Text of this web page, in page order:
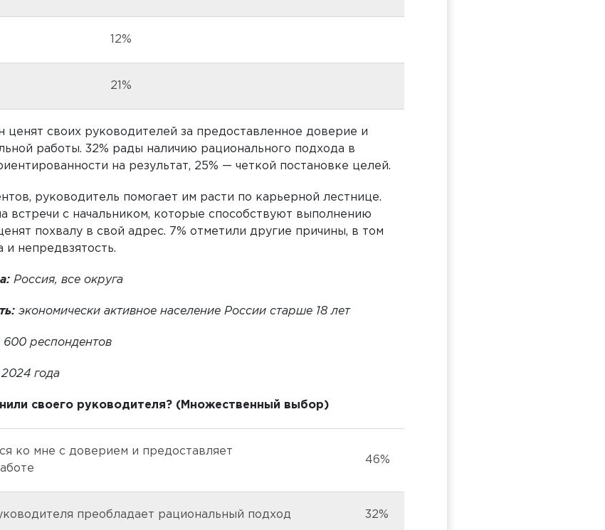
12%
21%
ценят своих руководителей за предоставленное доверие и
работы. 32% рады наличию рационального подхода в
на результат, 25% — четкой постановке целей.
руководитель помогает им расти по карьерной лестнице.
встречи с начальником, которые способствуют выполнению
похвалу в свой адрес. 7% отметили другие причины, в том
и непредвзятость.
Россия, все округа
экономически активное население России старше 18 лет
600 респондентов
года
своего руководителя? (Множественный выбор)
ко мне с доверием и предоставляет
46%
преобладает рациональный подход 32%